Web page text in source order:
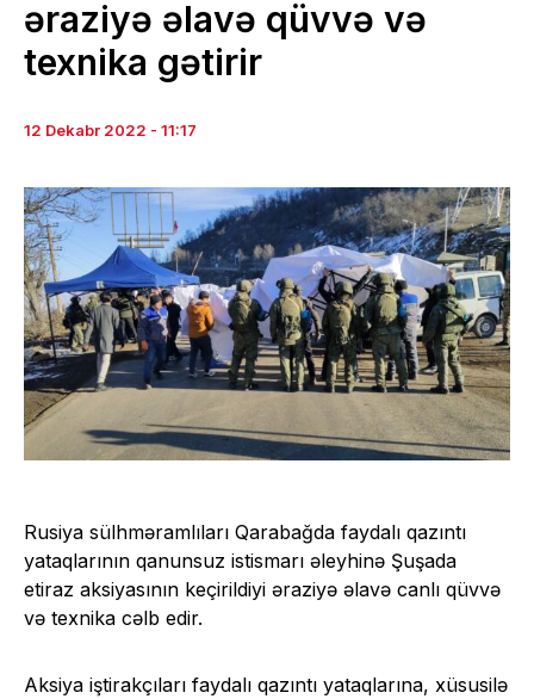
əraziyə əlavə qüvvə və
texnika gətirir
12 Dekabr 2022 - 11:17
Rusiya sülhməramlıları Qarabağda faydalı qazıntı
yataqlarının qanunsuz istismarı əleyhinə Şuşada
etiraz aksiyasının keçirildiyi əraziyə əlavə canlı qüvvə
və texnika cəlb edir.
Aksiya iştirakçıları faydalı qazıntı yataqlarına, xüsusilə